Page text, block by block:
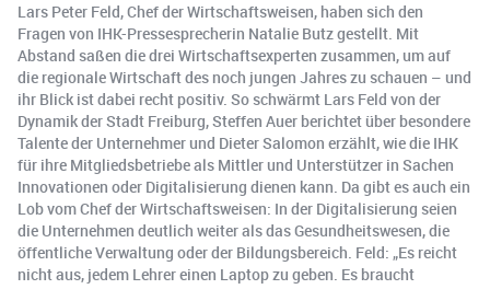
Lars Peter Feld, Chef der Wirtschaftsweisen, haben sich den
Fragen von IHK-Pressesprecherin Natalie Butz gestellt. Mit
Abstand saßen die drei Wirtschaftsexperten zusammen, um auf
die regionale Wirtschaft des noch jungen Jahres zu schauen – und
ihr Blick ist dabei recht positiv. So schwärmt Lars Feld von der
Dynamik der Stadt Freiburg, Steffen Auer berichtet über besondere
Talente der Unternehmer und Dieter Salomon erzählt, wie die IHK
für ihre Mitgliedsbetriebe als Mittler und Unterstützer in Sachen
Innovationen oder Digitalisierung dienen kann. Da gibt es auch ein
Lob vom Chef der Wirtschaftsweisen: In der Digitalisierung seien
die Unternehmen deutlich weiter als das Gesundheitswesen, die
öffentliche Verwaltung oder der Bildungsbereich. Feld: „Es reicht
nicht aus, jedem Lehrer einen Laptop zu geben. Es braucht